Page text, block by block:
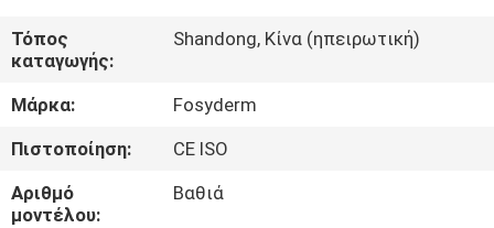
ΕΜΆΣ
ΕΠΙΣΚΈΨΕΙΣ
ΣΤΟ
ΕΡΓΟΣΤΆΣΙΟ
Τόπος
καταγωγής:
Shandong, Κίνα (ηπειρωτική)
Μάρκα:
Fosyderm
Πιστοποίηση:
CE ISO
Αριθμό
μοντέλου:
Βαθιά